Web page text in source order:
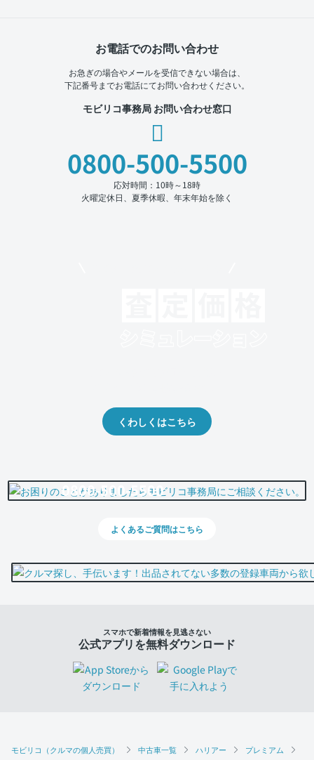
モビリコ（クルマの個人売買） 中古車一覧 ハリアー プレミアム
お電話でのお問い合わせ
お急ぎの場合やメールを受信できない場合は、
下記番号までお電話にてお問い合わせください。
モビリコ事務局 お問い合わせ窓口
0800-500-5500
応対時間：10時～18時
火曜定休日、夏季休暇、年末年始を除く
くわしくはこちら
0800-500-5500
よくあるご質問はこちら
スマホで新着情報を見逃さない
公式アプリを無料ダウンロード